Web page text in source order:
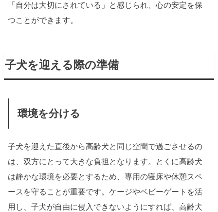
「自分は大切にされている」と感じられ、心の安定を保
つことができます。
子犬を迎える際の準備
環境を分ける
子犬を迎えた直後から高齢犬と同じ空間で過ごさせるの
は、双方にとって大きな負担となります。とくに高齢犬
は静かな環境を必要とするため、専用の寝床や休憩スペ
ースを守ることが重要です。ケージやベビーゲートを活
用し、子犬が自由に侵入できないようにすれば、高齢犬